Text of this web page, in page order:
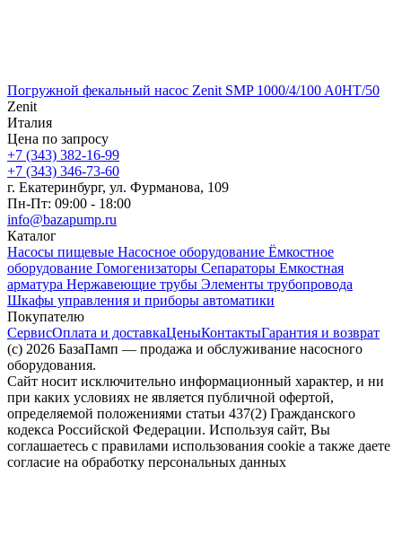
Погружной фекальный насос Zenit SMP 1000/4/100 A0HT/50
Zenit
Италия
Цена по запросу
+7 (343) 382-16-99
+7 (343) 346-73-‬60
г. Екатеринбург, ул. Фурманова, 109
Пн-Пт: 09:00 - 18:00
info@bazapump.ru
Каталог
Насосы пищевые Насосное оборудование Ёмкостное
оборудование Гомогенизаторы Сепараторы Емкостная
арматура Нержавеющие трубы Элементы трубопровода
Шкафы управления и приборы автоматики
Покупателю
СервисОплата и доставкаЦеныКонтактыГарантия и возврат
(c) 2026 БазаПамп — продажа и обслуживание насосного
оборудования.
Сайт носит исключительно информационный характер, и ни
при каких условиях не является публичной офертой,
определяемой положениями статьи 437(2) Гражданского
кодекса Российской Федерации. Используя сайт, Вы
соглашаетесь с правилами использования cookie а также даете
согласие на обработку персональных данных